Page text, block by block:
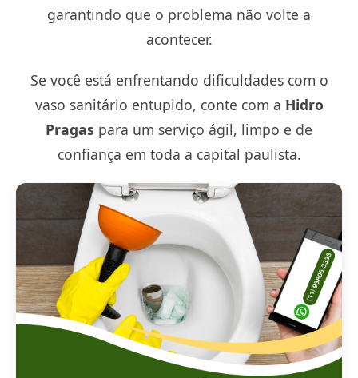
garantindo que o problema não volte a
acontecer.
Se você está enfrentando dificuldades com o
vaso sanitário entupido, conte com a Hidro
Pragas para um serviço ágil, limpo e de
confiança em toda a capital paulista.